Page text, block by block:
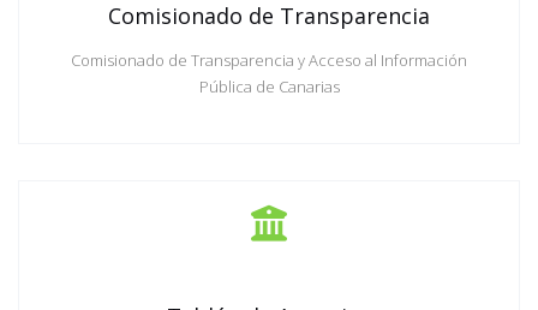
Comisionado de Transparencia
Comisionado de Transparencia y Acceso al Información
Pública de Canarias